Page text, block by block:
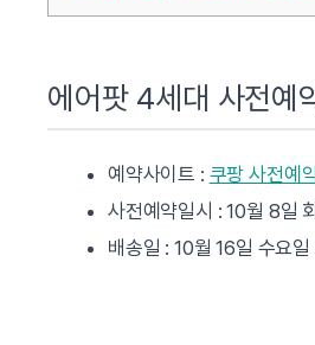
에어팟 4세대 사전예
예약사이트 : 쿠팡 사전예
사전예약일시 : 10월 8일
배송일 : 10월 16일 수요